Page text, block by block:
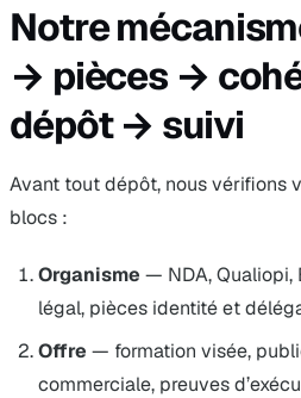
Notre
→ pièces →
dépôt → suivi
Avant tout dépôt, nous vérifions
blocs :
Organisme — NDA, Qualiopi,
légal, pièces identité et
Offre — formation visée,
commerciale, preuves